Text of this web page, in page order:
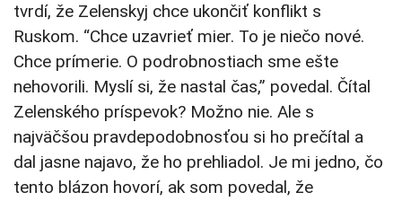
tvrdí, že Zelenskyj chce ukončiť konflikt s
Ruskom. “Chce uzavrieť mier. To je niečo nové.
Chce prímerie. O podrobnostiach sme ešte
nehovorili. Myslí si, že nastal čas,” povedal. Čítal
Zelenského príspevok? Možno nie. Ale s
najväčšou pravdepodobnosťou si ho prečítal a
dal jasne najavo, že ho prehliadol. Je mi jedno, čo
tento blázon hovorí, ak som povedal, že